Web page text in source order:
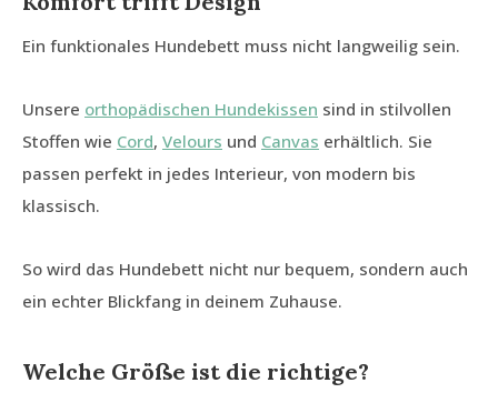
Ein funktionales Hundebett muss nicht langweilig sein.
Unsere orthopädischen Hundekissen sind in stilvollen
Stoffen wie Cord, Velours und Canvas erhältlich. Sie
passen perfekt in jedes Interieur, von modern bis
klassisch.
So wird das Hundebett nicht nur bequem, sondern auch
ein echter Blickfang in deinem Zuhause.
Welche Größe ist die richtige?